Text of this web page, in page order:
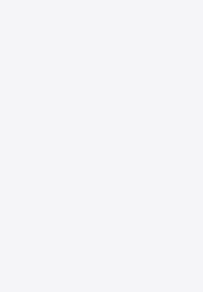
カードを利用する
類されます： 形式